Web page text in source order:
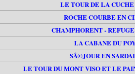
LE TOUR DE LA CUCHE
ROCHE COURBE EN
CHAMPHORENT -
LA CABANE DU
SÃ©JOUR EN
LE TOUR DU MONT VISO ET LE